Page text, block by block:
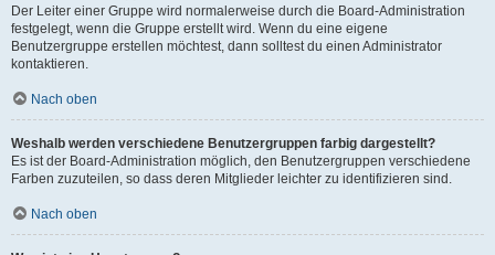
Der Leiter einer Gruppe wird normalerweise durch die Board-Administration
festgelegt, wenn die Gruppe erstellt wird. Wenn du eine eigene
Benutzergruppe erstellen möchtest, dann solltest du einen Administrator
kontaktieren.
Nach oben
Weshalb werden verschiedene Benutzergruppen farbig dargestellt?
Es ist der Board-Administration möglich, den Benutzergruppen verschiedene
Farben zuzuteilen, so dass deren Mitglieder leichter zu identifizieren sind.
Nach oben